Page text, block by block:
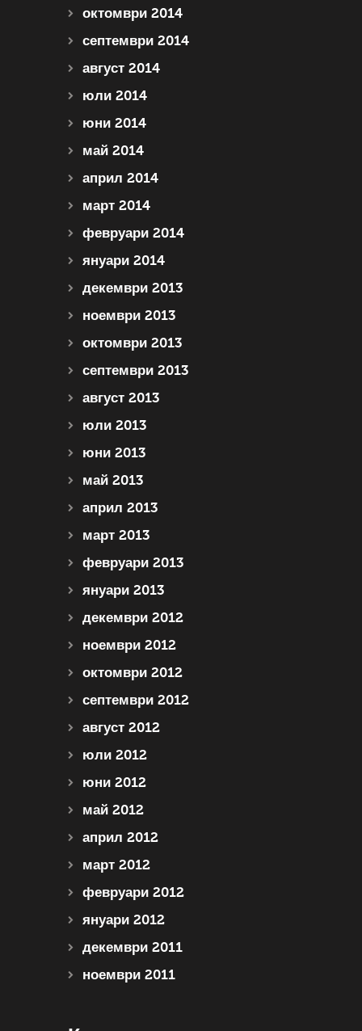
октомври 2014
септември 2014
август 2014
юли 2014
юни 2014
май 2014
април 2014
март 2014
февруари 2014
януари 2014
декември 2013
ноември 2013
октомври 2013
септември 2013
август 2013
юли 2013
юни 2013
май 2013
април 2013
март 2013
февруари 2013
януари 2013
декември 2012
ноември 2012
октомври 2012
септември 2012
август 2012
юли 2012
юни 2012
май 2012
април 2012
март 2012
февруари 2012
януари 2012
декември 2011
ноември 2011